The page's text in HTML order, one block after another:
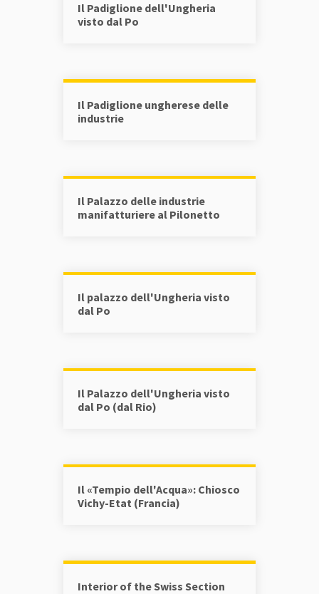
Il Padiglione dell'Ungheria
visto dal Po
Il Padiglione ungherese delle
industrie
Il Palazzo delle industrie
manifatturiere al Pilonetto
Il palazzo dell'Ungheria visto
dal Po
Il Palazzo dell'Ungheria visto
dal Po (dal Rio)
Il «Tempio dell'Acqua»: Chiosco
Vichy-Etat (Francia)
Interior of the Swiss Section